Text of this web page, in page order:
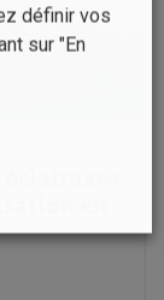
en
définir vos
sur "En